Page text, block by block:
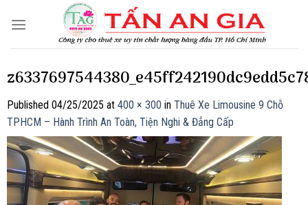
Published 04/25/2025 at 400 × 300 in Thuê Xe Limousine 9 Chỗ
TPHCM – Hành Trình An Toàn, Tiện Nghi & Đẳng Cấp